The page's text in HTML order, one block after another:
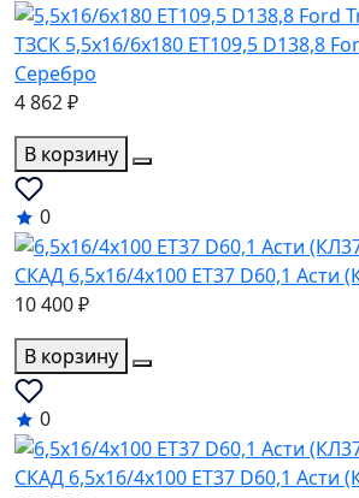
ТЗСК 5,5x16/6x180 ET109,5 D138,8
Серебро
4 862 ₽
В корзину
0
СКАД 6,5x16/4x100 ET37 D60,1 Асти
10 400 ₽
В корзину
0
СКАД 6,5x16/4x100 ET37 D60,1 Асти